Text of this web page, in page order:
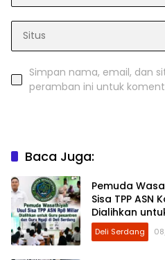
Simpan nama, email, dan
peramban ini untuk
Baca Juga:
Pemuda
Sisa TPP ASN
Dialihkan
Guru Ngaji
Deli Serdang